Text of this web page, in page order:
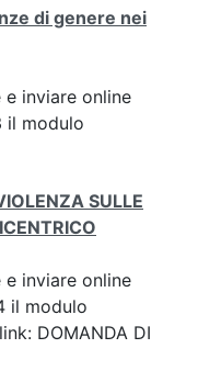
di genere nei
inviare online
il modulo
SULLE
inviare online
il modulo
DOMANDA DI